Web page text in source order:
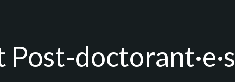
Post-doctorant·e·s